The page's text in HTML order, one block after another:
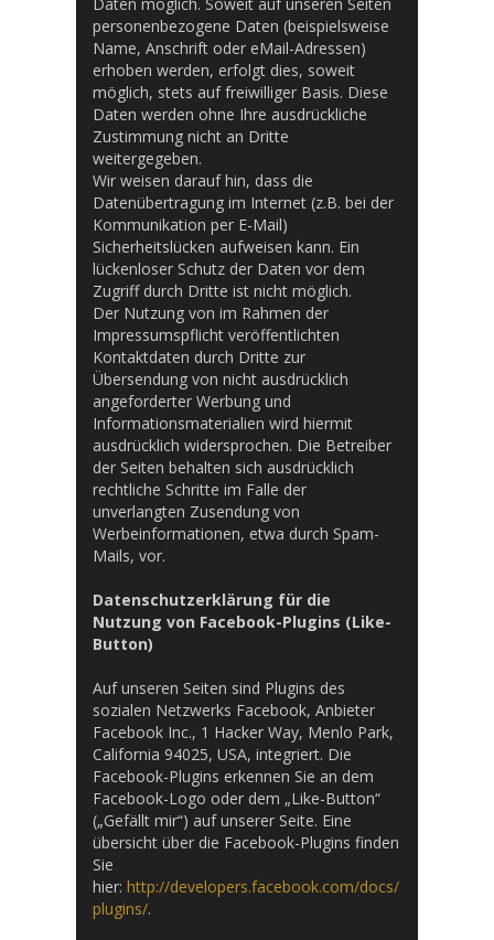
personenbezogene Daten (beispielsweise
Name, Anschrift oder eMail-Adressen)
erhoben werden, erfolgt dies, soweit
möglich, stets auf freiwilliger Basis. Diese
Daten werden ohne Ihre ausdrückliche
Zustimmung nicht an Dritte
weitergegeben.
Wir weisen darauf hin, dass die
Datenübertragung im Internet (z.B. bei der
Kommunikation per E-Mail)
Sicherheitslücken aufweisen kann. Ein
lückenloser Schutz der Daten vor dem
Zugriff durch Dritte ist nicht möglich.
Der Nutzung von im Rahmen der
Impressumspflicht veröffentlichten
Kontaktdaten durch Dritte zur
Übersendung von nicht ausdrücklich
angeforderter Werbung und
Informationsmaterialien wird hiermit
ausdrücklich widersprochen. Die Betreiber
der Seiten behalten sich ausdrücklich
rechtliche Schritte im Falle der
unverlangten Zusendung von
Werbeinformationen, etwa durch Spam-
Mails, vor.
Datenschutzerklärung für die
Nutzung von Facebook-Plugins (Like-
Button)
Auf unseren Seiten sind Plugins des
sozialen Netzwerks Facebook, Anbieter
Facebook Inc., 1 Hacker Way, Menlo Park,
California 94025, USA, integriert. Die
Facebook-Plugins erkennen Sie an dem
Facebook-Logo oder dem „Like-Button“
(„Gefällt mir“) auf unserer Seite. Eine
übersicht über die Facebook-Plugins finden
Sie
hier: http://developers.facebook.com/docs/
plugins/.